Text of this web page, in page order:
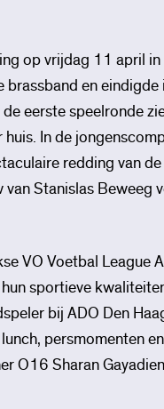
op vrijdag 11 april
en
eerste speelronde
In de
redding van
Stanislas Beweeg
VO Voetbal League
sportieve
bij ADO Den
persmomenten
O16 Sharan